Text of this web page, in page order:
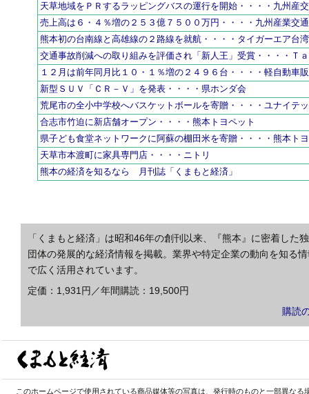
天草地域をＰＲするラッピングバスの運行を開始・・・・九州産
売上高は６・４％増の２５３億７５００万円・・・・九州産業交
熊本初の台南線と高雄線の２路線を就航・・・・タイガーエア台湾
交通事故削減への取り組みを評価され「新人王」受賞・・・・Ｔ
１２月は前年同月比１０・１％増の２４９６台・・・・軽自動車
新型ＳＵＶ「ＣＲ－Ｖ」を発表・・・・県ホンダ会
荒尾市の全小中学校へバスケットボールを寄贈・・・・ユナイテ
合志市竹迫に新店舗オープン・・・・熊本トヨペット
県子ども食堂ネットワークに阿蘇の棚田米を寄贈・・・・熊本ト
天草市本渡町に家具専門店・・・・ニトリ
熊本の経済を知るなら 月刊誌「くまもと経済」
「くまもと経済」は昭和46年の創刊以来、『熊本』に密着し
団体の発展的な経済情報を掲載。業界や特定企業の動向を知る
で広く活用されています。
定価：1,931円／年間購読：19,500円
購読
このホームページで使用されている商品媒体等の写真は、発行時のものと一部異な